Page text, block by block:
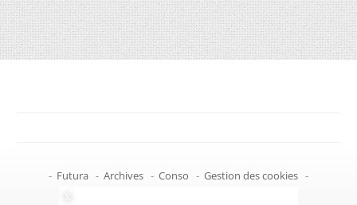
- Futura - Archives - Conso - Gestion des cookies -